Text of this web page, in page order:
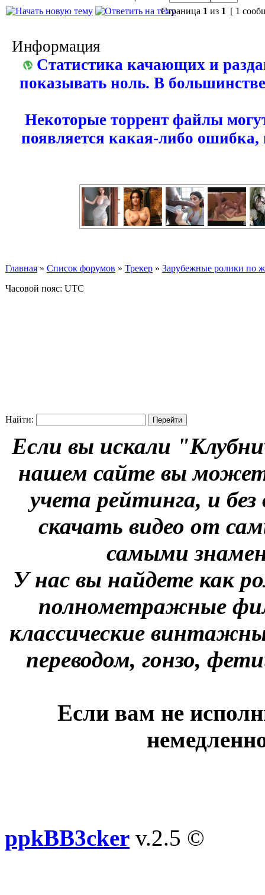
Страница 1 из 1 [ 1
Информация
Статистика качающих и
показывать ноль. В
Некоторые торрент файлы
появляется какая-либо
Главная » Список форумов » Трекер » Зарубежные ролики по
Часовой пояс: UTC
Найти:
Если вы искали
нашем сайте вы
учета рейтинга, и
скачать видео от
самыми
У нас вы найдете как
полнометражные
классические
переводом, гонзо,
Если вам не
ppkBB3cker v.2.5 ©